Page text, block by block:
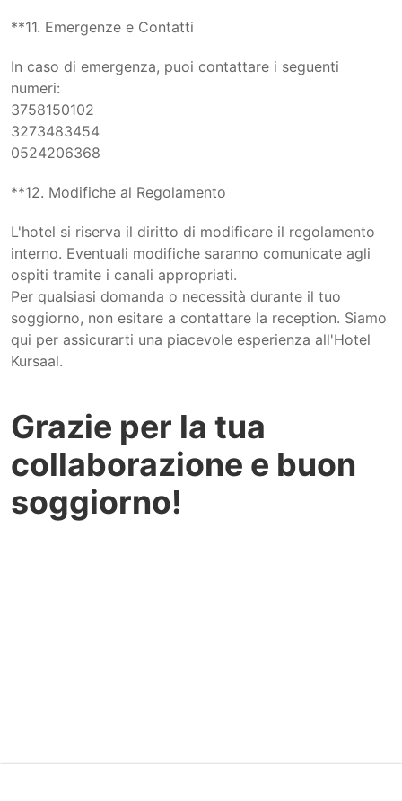
**11. Emergenze e Contatti
In caso di emergenza, puoi contattare i seguenti
numeri:
3758150102
3273483454
0524206368
**12. Modifiche al Regolamento
L'hotel si riserva il diritto di modificare il regolamento
interno. Eventuali modifiche saranno comunicate agli
ospiti tramite i canali appropriati.
Per qualsiasi domanda o necessità durante il tuo
soggiorno, non esitare a contattare la reception. Siamo
qui per assicurarti una piacevole esperienza all'Hotel
Kursaal.
Grazie per la tua
collaborazione e buon
soggiorno!